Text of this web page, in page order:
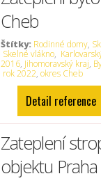
Cheb
Štítky: Rodinné domy,
Skelné vlákno,
2016, Jihomoravský kraj,
rok 2022,okres Cheb
Detail reference
Zateplení
objektu Praha